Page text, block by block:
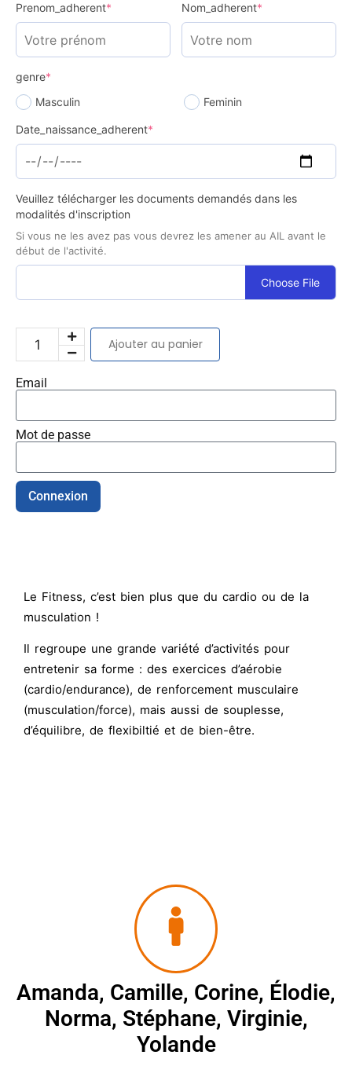
Prenom_adherent* Nom_adherent*
genre*
Masculin
Feminin
Date_naissance_adherent*
Veuillez télécharger les documents demandés dans les
modalités d'inscription
Si vous ne les avez pas vous devrez les amener au AIL avant le
début de l'activité.
Choose File
Ajouter au panier
Email
Mot de passe
Connexion
Le Fitness, c’est bien plus que du cardio ou de la
musculation !
Il regroupe une grande variété d’activités pour
entretenir sa forme : des exercices d’aérobie
(cardio/endurance), de renforcement musculaire
(musculation/force), mais aussi de souplesse,
d’équilibre, de flexibiltié et de bien-être.
Amanda, Camille, Corine, Élodie,
Norma, Stéphane, Virginie,
Yolande